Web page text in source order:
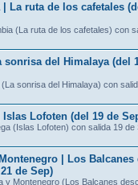
La ruta de los cafetales
(La ruta de los cafetales) con
sonrisa del Himalaya (del
sonrisa del Himalaya) con
Lofoten (del 19 de
(Islas Lofoten) con salida 19 de
| Los
de Sep)
y Montenegro (Los Balcanes